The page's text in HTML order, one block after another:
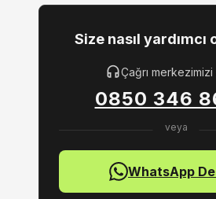
Size nasıl yardımcı
Çağrı merkezimizi
0850 346
WhatsApp